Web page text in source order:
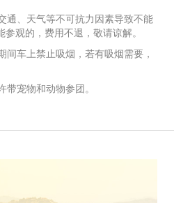
通、天气等不可抗力因素导致不能
观的，费用不退，敬请谅解。
间车上禁止吸烟，若有吸烟需要，
宠物和动物参团。